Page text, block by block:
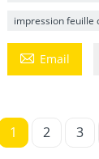
impression feuille
 Email
1 2 3